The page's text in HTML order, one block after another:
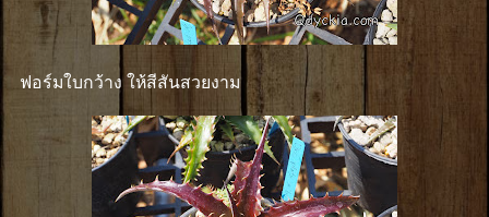
ฟอร์มใบกว้าง ให้สีสันสวยงาม